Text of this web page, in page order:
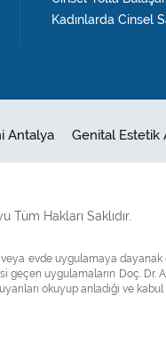
Kadınlarda Cinsel
Antalya Genital Estetik
Tüm Hakları Saklıdır.
evde uygulamaya
uygulamaların Doç. Dr.
okuyup anladığı ve